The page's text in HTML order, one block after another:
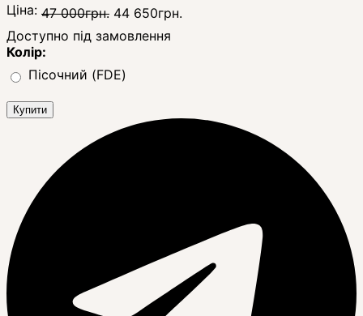
Ціна: 47 000грн. 44 650грн.
Доступно під замовлення
Колір:
Пісочний (FDE)
Купити